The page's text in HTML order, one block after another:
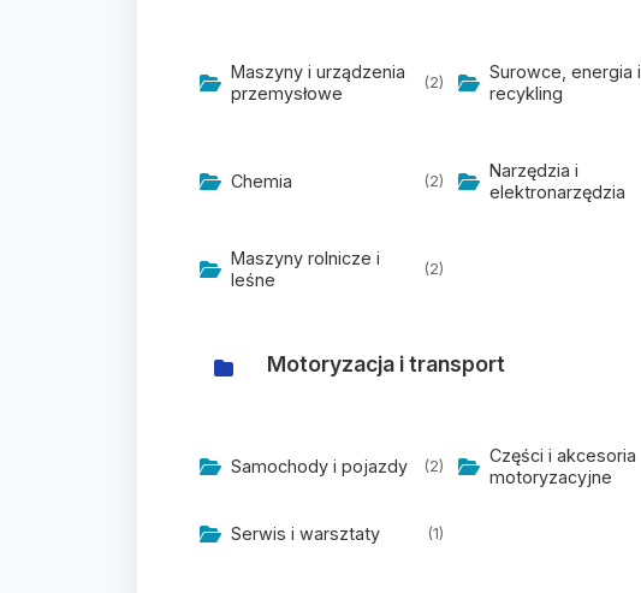
Maszyny i urządzenia
przemysłowe
(2)
Surowce, energia i
recykling
Chemia (2)
Narzędzia i
elektronarzędzia
Maszyny rolnicze i
leśne
(2)
Motoryzacja i transport
Samochody i pojazdy (2)
Części i akcesoria
motoryzacyjne
Serwis i warsztaty (1)